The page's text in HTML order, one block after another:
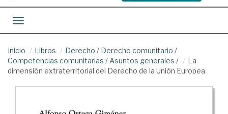
Toggle navigation
Inicio Libros Derecho / Derecho comunitario /
Competencias comunitarias / Asuntos generales /
La
dimensión extraterritorial del Derecho de la Unión Europea